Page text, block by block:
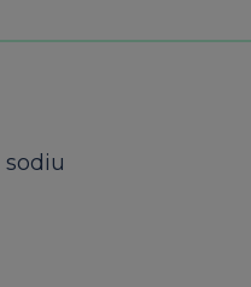
sodiu